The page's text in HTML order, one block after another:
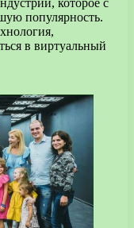
популярность.
в виртуальный